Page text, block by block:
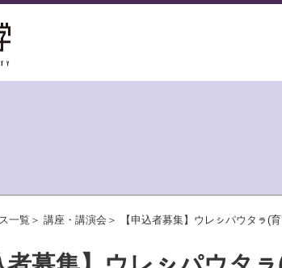
一覧 講座・講演会 【申込者募集】ウレㇱパウタㇻ(